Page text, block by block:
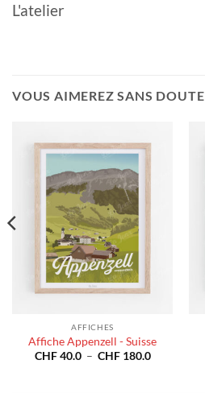
L'atelier
VOUS AIMEREZ SANS DOUTE
AFFICHES
Affiche Appenzell - Suisse
CHF40.0 – CHF180.0Plage